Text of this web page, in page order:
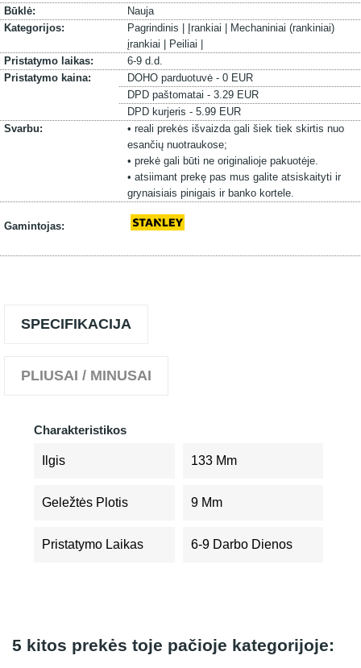
Būklė:
Nauja
Kategorijos:
Pagrindinis | Įrankiai |
Mechaniniai (rankiniai)
įrankiai |
Peiliai |
Pristatymo laikas:
6-9 d.d.
Pristatymo kaina:
DOHO parduotuvė - 0 EUR
DPD paštomatai - 3.29 EUR
DPD kurjeris - 5.99 EUR
Svarbu:
• reali prekės išvaizda gali šiek tiek skirtis nuo
esančių nuotraukose;
• prekė gali būti ne originalioje pakuotėje.
• atsiimant prekę pas mus galite atsiskaityti ir
grynaisiais pinigais ir banko kortele.
Gamintojas:
SPECIFIKACIJA
PLIUSAI / MINUSAI
Charakteristikos
Ilgis 133 Mm
Geležtės Plotis 9 Mm
Pristatymo Laikas 6-9 Darbo Dienos
5 kitos prekės toje pačioje kategorijoje: